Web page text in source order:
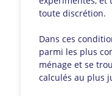
toute discrétion.
Dans ces
parmi les plus
ménage et se
calculés au plus